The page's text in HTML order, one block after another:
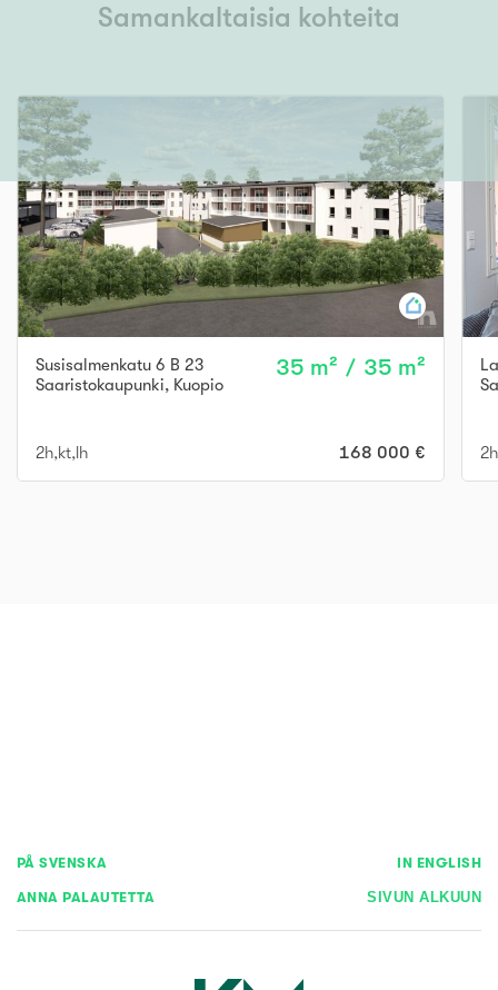
Samankaltaisia kohteita
Susisalmenkatu 6 B 23
Saaristokaupunki, Kuopio
35 m² / 35 m²
2h,kt,lh 168 000 €
PÅ SVENSKA IN ENGLISH
ANNA PALAUTETTA SIVUN ALKUUN